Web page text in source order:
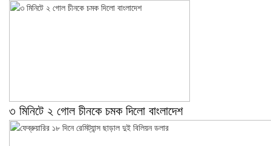
৩ মিনিটে ২ গোল চীনকে চমক দিলো বাংলাদেশ